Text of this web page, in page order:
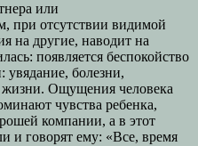
или
при отсутствии видимой
на другие, наводит на
появляется беспокойство
увядание, болезни,
жизни. Ощущения человека
чувства ребенка,
компании, а в этот
и говорят ему: «Все, время